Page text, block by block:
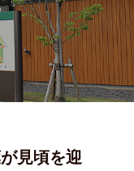
見頃を迎